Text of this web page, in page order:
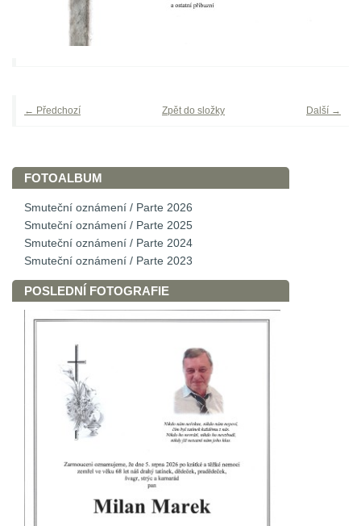
← Předchozí Další →
Zpět do složky
FOTOALBUM
Smuteční oznámení / Parte 2026
Smuteční oznámení / Parte 2025
Smuteční oznámení / Parte 2024
Smuteční oznámení / Parte 2023
POSLEDNÍ FOTOGRAFIE